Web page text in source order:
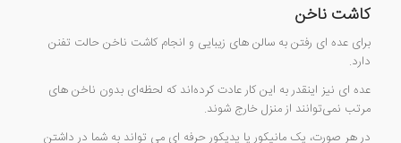
کاشت ناخن
برای عده ای رفتن به سالن های زیبایی و انجام کاشت ناخن حالت تفنن
دارد.
عده ای نیز اینقدر به این کار عادت کرده‌اند که لحظه‌ای بدون ناخن های
مرتب نمی‌توانند از منزل خارج شوند.
در هر صورت، یک مانیکور یا پدیکور حرفه ای می تواند به شما در داشتن